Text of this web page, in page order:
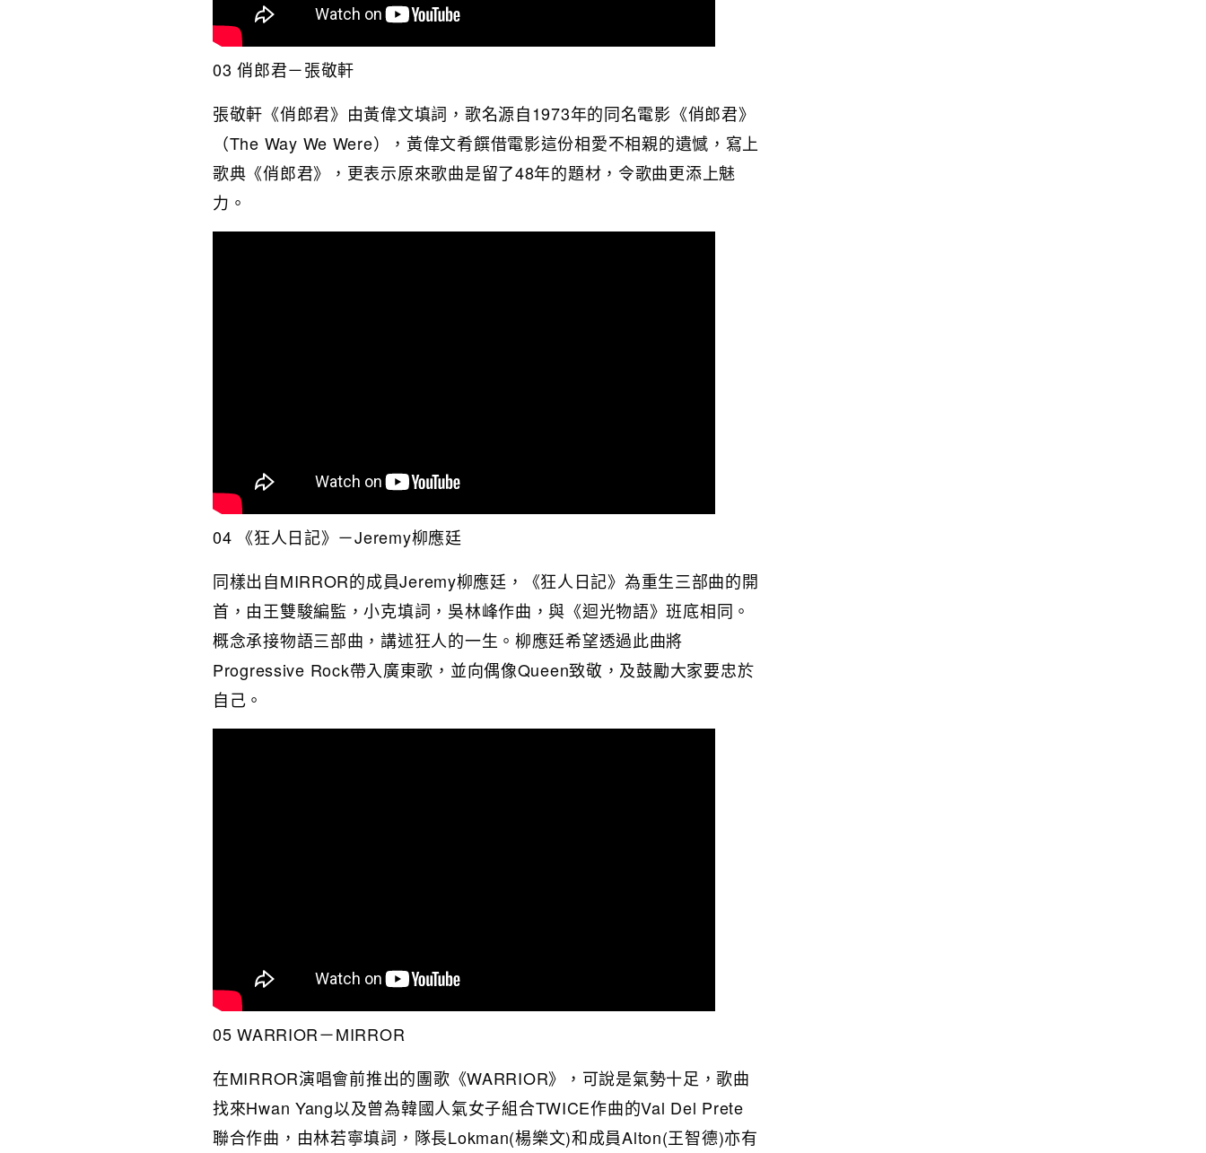
03 俏郎君－張敬軒
張敬軒《俏郎君》由黃偉文填詞，歌名源自1973年的同名電影《俏郎君》
（The Way We Were），黃偉文肴饌借電影這份相愛不相親的遺憾，寫上
歌典《俏郎君》，更表示原來歌曲是留了48年的題材，令歌曲更添上魅
力。
04 《狂人日記》－Jeremy柳應廷
同樣出自MIRROR的成員Jeremy柳應廷，《狂人日記》為重生三部曲的開
首，由王雙駿編監，小克填詞，吳林峰作曲，與《迴光物語》班底相同。
概念承接物語三部曲，講述狂人的一生。柳應廷希望透過此曲將
Progressive Rock帶入廣東歌，並向偶像Queen致敬，及鼓勵大家要忠於
自己。
05 WARRIOR－MIRROR
在MIRROR演唱會前推出的團歌《WARRIOR》，可說是氣勢十足，歌曲
找來Hwan Yang以及曾為韓國人氣女子組合TWICE作曲的Val Del Prete
聯合作曲，由林若寧填詞，隊長Lokman(楊樂文)和成員Alton(王智德)亦有